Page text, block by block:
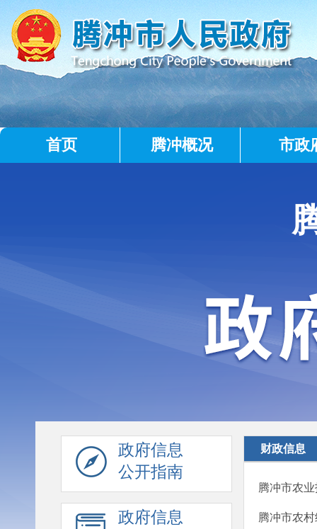
首页 腾冲概况 市政
政府信息
公开指南
政府信息
财政信息
腾冲市农
腾冲市农